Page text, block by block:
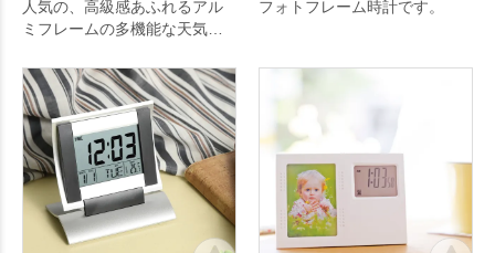
人気の、高級感あふれるアル
ミフレームの多機能な天気予
フォトフレーム時計です。